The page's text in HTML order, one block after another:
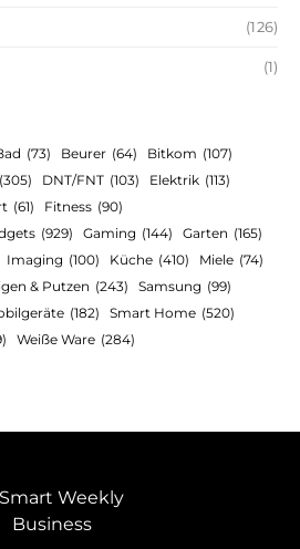
(126)
(1)
(73) Beurer (64) Bitkom (107)
(305) DNT/FNT (103) Elektrik (113)
(61) Fitness (90)
(929) Gaming (144) Garten (165)
Imaging (100) Küche (410) Miele (74)
& Putzen (243) Samsung (99)
(182) Smart Home (520)
Weiße Ware (284)